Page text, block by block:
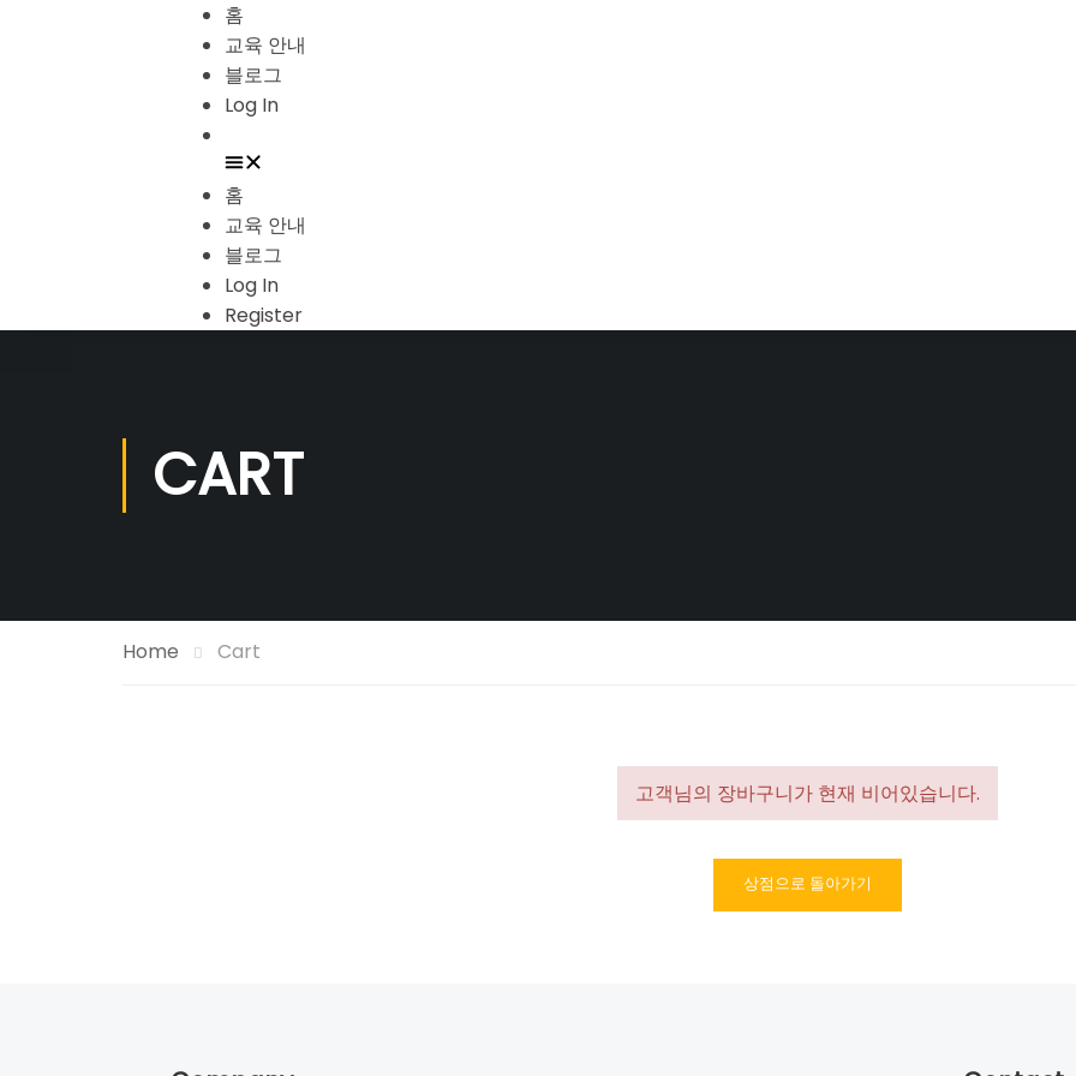
홈
교육 안내
블로그
Log In
홈
교육 안내
블로그
Log In
Register
CART
Home Cart
고객님의 장바구니가 현재 비어있습니다.
상점으로 돌아가기